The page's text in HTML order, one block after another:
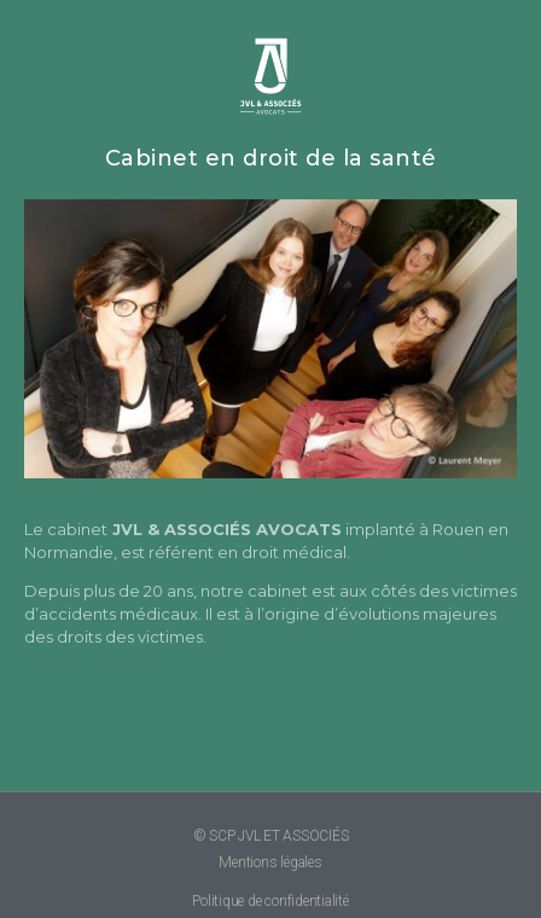
Cabinet en droit de la santé
Le cabinet JVL & ASSOCIÉS AVOCATS implanté à Rouen en
Normandie, est référent en droit médical.
Depuis plus de 20 ans, notre cabinet est aux côtés des victimes
d’accidents médicaux. Il est à l’origine d’évolutions majeures
des droits des victimes.
© SCP JVL ET ASSOCIÉS
Mentions légales
Politique de confidentialité